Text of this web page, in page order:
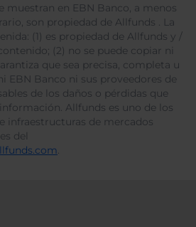
muestran en EBN Banco, a menos
son propiedad de Allfunds . La
(1) es propiedad de Allfunds y /
(2) no se puede copiar ni
que sea precisa, completa u
EBN Banco ni sus proveedores de
de los daños o pérdidas que
Allfunds es uno de los
infraestructuras de mercados
del
.